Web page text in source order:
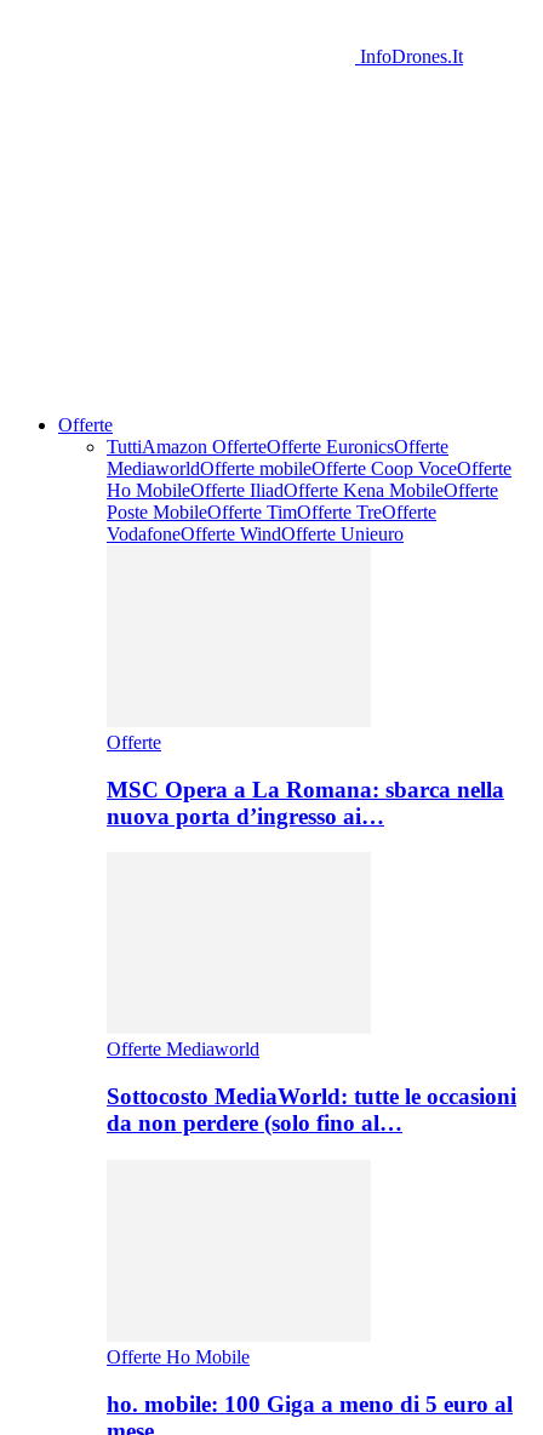
InfoDrones.It
Offerte
TuttiAmazon OfferteOfferte EuronicsOfferte
MediaworldOfferte mobileOfferte Coop VoceOfferte
Ho MobileOfferte IliadOfferte Kena MobileOfferte
Poste MobileOfferte TimOfferte TreOfferte
VodafoneOfferte WindOfferte Unieuro
Offerte
MSC Opera a La Romana: sbarca nella
nuova porta d’ingresso ai…
Offerte Mediaworld
Sottocosto MediaWorld: tutte le occasioni
da non perdere (solo fino al…
Offerte Ho Mobile
ho. mobile: 100 Giga a meno di 5 euro al